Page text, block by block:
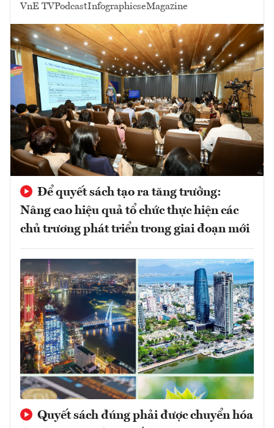
VnE TVPodcastInfographicseMagazine
Để quyết sách tạo ra tăng trưởng:
Nâng cao hiệu quả tổ chức thực hiện các
chủ trương phát triển trong giai đoạn mới
Quyết sách đúng phải được chuyển hóa